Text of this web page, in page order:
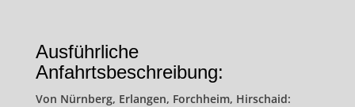
Ausführliche
Anfahrtsbeschreibung:
Von Nürnberg, Erlangen, Forchheim, Hirschaid: